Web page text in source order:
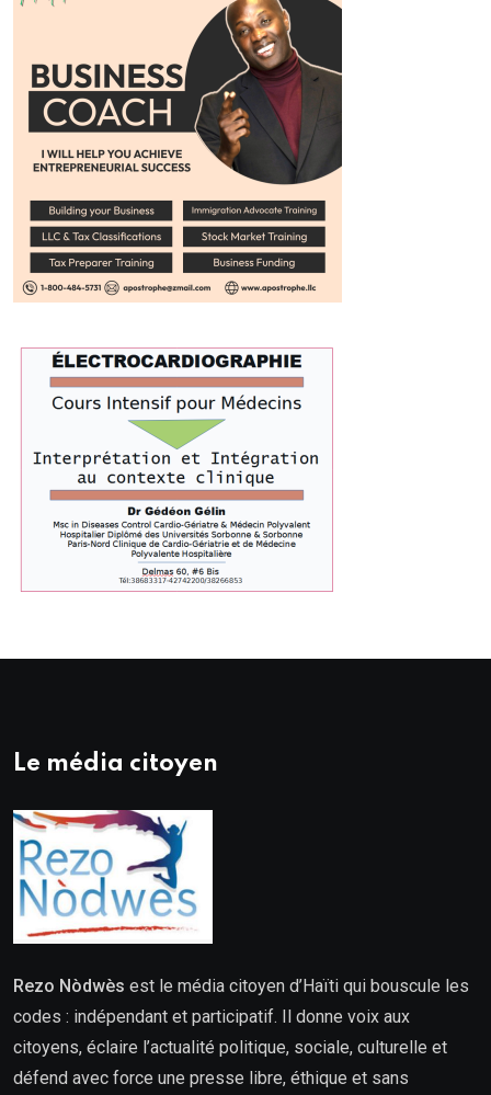
Le média citoyen
Rezo Nòdwès est le média citoyen d’Haïti qui bouscule les
codes : indépendant et participatif. Il donne voix aux
citoyens, éclaire l’actualité politique, sociale, culturelle et
défend avec force une presse libre, éthique et sans